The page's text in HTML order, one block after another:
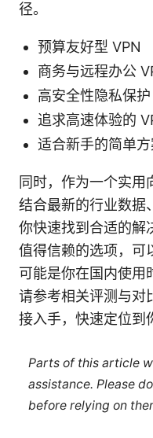
径。
预算友好型 VPN
商务与远程办公
高安全性隐私保护
追求高速体验的
适合新手的简单方
同时，作为一个实用
结合最新的行业数据
你快速找到合适的解
值得信赖的选项，可
可能是你在国内使用
请参考相关评测与对
接入手，快速定位到
Parts of this article
assistance. Please
before relying on